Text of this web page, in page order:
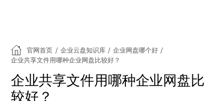
官网首页 / 企业云盘知识库 / 企业网盘哪个好 /
企业共享文件用哪种企业网盘比较好？
企业共享文件用哪种企业网盘比
较好？